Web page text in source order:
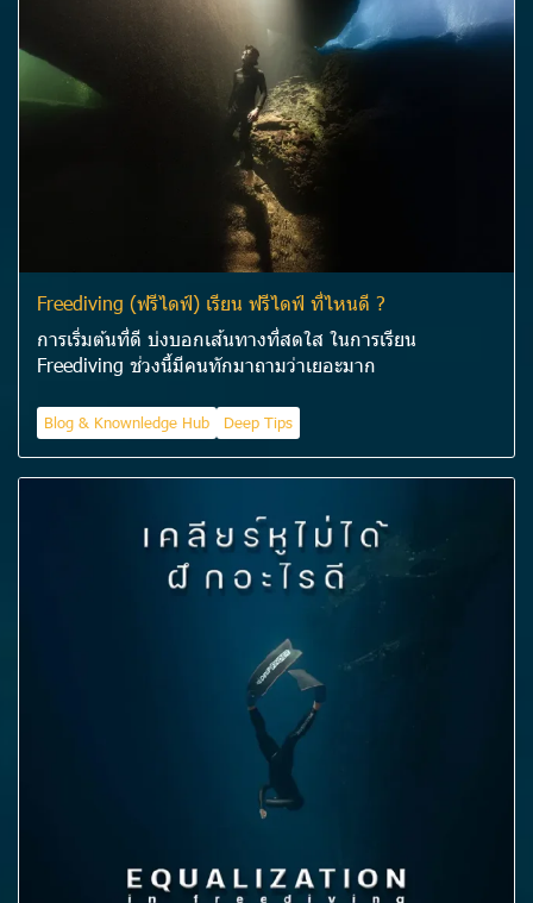
Freediving (ฟรีไดฟ์) เรียน ฟรีไดฟ์ ที่ไหนดี ?
การเริ่มต้นที่ดี บ่งบอกเส้นทางที่สดใส ในการเรียน
Freediving ช่วงนี้มีคนทักมาถามว่าเยอะมาก
Blog & Knownledge Hub Deep Tips